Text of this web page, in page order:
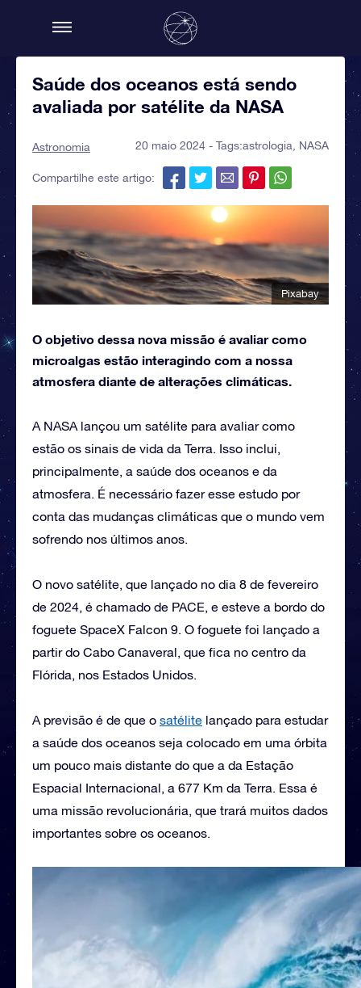
Saúde dos oceanos está sendo
avaliada por satélite da NASA
Astronomia 20 maio 2024 - Tags:astrologia NASA
Compartilhe este artigo:
Pixabay
O objetivo dessa nova missão é avaliar como
microalgas estão interagindo com a nossa
atmosfera diante de alterações climáticas.
A NASA lançou um satélite para avaliar como
estão os sinais de vida da Terra. Isso inclui,
principalmente, a saúde dos oceanos e da
atmosfera. É necessário fazer esse estudo por
conta das mudanças climáticas que o mundo vem
sofrendo nos últimos anos.
O novo satélite, que lançado no dia 8 de fevereiro
de 2024, é chamado de PACE, e esteve a bordo do
foguete SpaceX Falcon 9. O foguete foi lançado a
partir do Cabo Canaveral, que fica no centro da
Flórida, nos Estados Unidos.
A previsão é de que o satélite lançado para estudar
a saúde dos oceanos seja colocado em uma órbita
um pouco mais distante do que a da Estação
Espacial Internacional, a 677 Km da Terra. Essa é
uma missão revolucionária, que trará muitos dados
importantes sobre os oceanos.